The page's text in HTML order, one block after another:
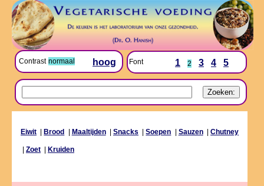
Contrast normaal hoog Font 1 2 3 4 5
Eiwit Brood Maaltijden|Snacks |Soepen Sauzen|Chutney
Zoet Kruiden